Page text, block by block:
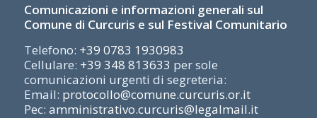
Comunicazioni e informazioni generali sul
Comune di Curcuris e sul Festival Comunitario
Telefono: +39 0783 1930983
Cellulare: +39 348 813633 per sole
comunicazioni urgenti di segreteria:
Email: protocollo@comune.curcuris.or.it
Pec: amministrativo.curcuris@legalmail.it